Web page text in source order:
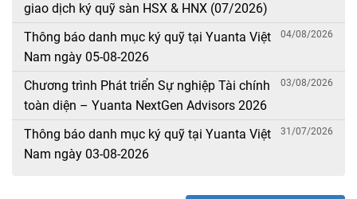
giao dịch ký quỹ sàn HSX & HNX (07/2026)
Thông báo danh mục ký quỹ tại Yuanta Việt
Nam ngày 05-08-2026
04/08/2026
Chương trình Phát triển Sự nghiệp Tài chính
toàn diện – Yuanta NextGen Advisors 2026
03/08/2026
Thông báo danh mục ký quỹ tại Yuanta Việt
Nam ngày 03-08-2026
31/07/2026